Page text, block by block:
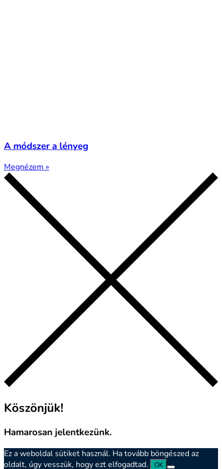
A módszer a lényeg
Megnézem »
Köszönjük!
Hamarosan jelentkezünk.
Ez a weboldal sütiket használ. Ha tovább böngészed az
oldalt, úgy vesszük, hogy ezt elfogadtad.
OK